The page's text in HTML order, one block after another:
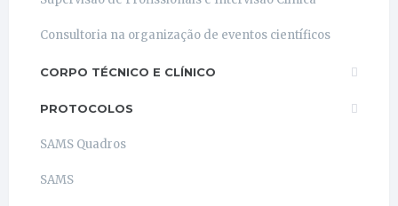
Consultoria na organização de eventos científicos
CORPO TÉCNICO E CLÍNICO
PROTOCOLOS
SAMS Quadros
SAMS